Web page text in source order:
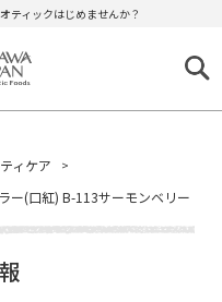
ティックはじめませんか？
ィケア
ー(口紅) B-113サーモンベリー